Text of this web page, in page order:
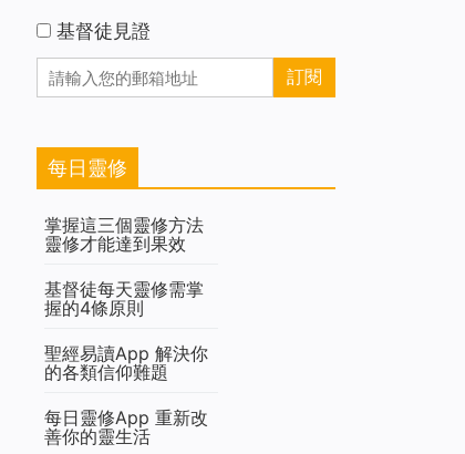
基督徒見證
每日靈修
掌握這三個靈修方法
靈修才能達到果效
基督徒每天靈修需掌
握的4條原則
聖經易讀App 解決你
的各類信仰難題
每日靈修App 重新改
善你的靈生活